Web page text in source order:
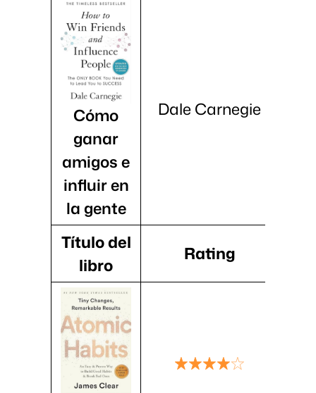
Cómo
ganar
amigos e
influir en
la gente
Dale Carnegie
Título del
libro
Rating